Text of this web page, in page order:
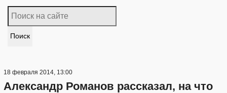
Поиск
18 февраля 2014, 13:00
Александр Романов рассказал, на что